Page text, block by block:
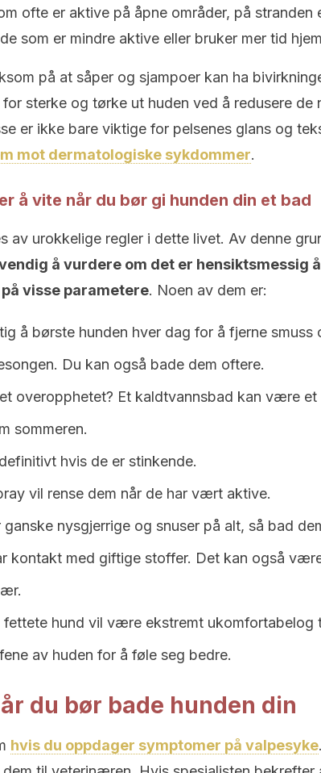
ofte er aktive på åpne områder, på stranden
som er mindre aktive eller bruker mer tid
på at såper og sjampoer kan ha
sterke og tørke ut huden ved å redusere de
er ikke bare viktige for pelsenes glans og
mot dermatologiske sykdommer.
å vite når du bør gi hunden din et bad
av urokkelige regler i dette livet. Av denne
å vurdere om det er hensiktsmessig
visse parametere. Noen av dem er:
å børste hunden hver dag for å fjerne smuss
Du kan også bade dem oftere.
overopphetet? Et kaldtvannsbad kan være et
sommeren.
hvis de er stinkende.
vil rense dem når de har vært aktive.
ganske nysgjerrige og snuser på alt, så bad
kontakt med giftige stoffer. Det kan også
fettete hund vil være ekstremt ukomfortabelog
av huden for å føle seg bedre.
du bør bade hunden din
hvis du oppdager symptomer på valpesyke